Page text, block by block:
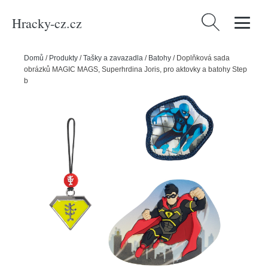
Hracky-cz.cz Vyhledávání
Domů / Produkty /Tašky a zavazadla / Batohy / Doplňková sada
obrázků MAGIC MAGS, Superhrdina Joris, pro aktovky a batohy Step
by Step